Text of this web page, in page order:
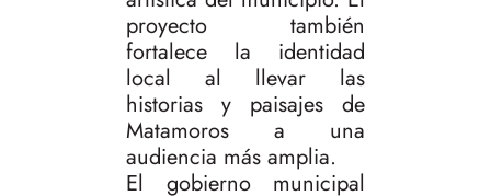
proyecto también
fortalece la identidad
local al llevar las
historias y paisajes de
Matamoros a una
audiencia más amplia.
El gobierno municipal